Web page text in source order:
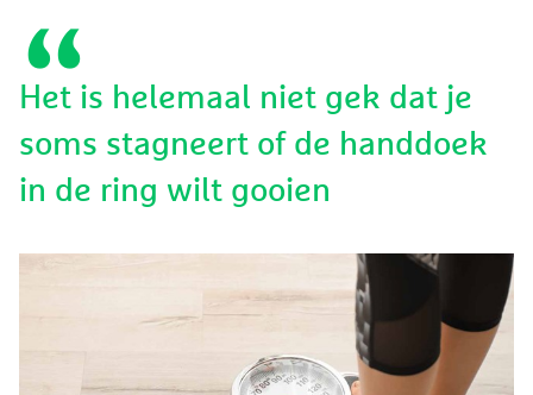
Het is helemaal niet gek dat je
soms stagneert of de handdoek
in de ring wilt gooien